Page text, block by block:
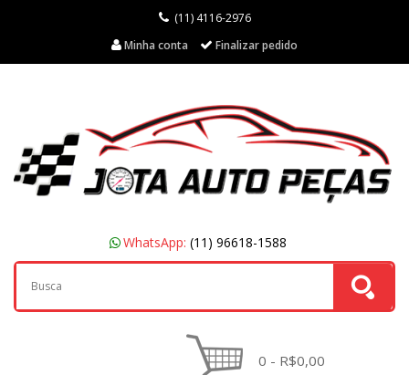
(11) 4116-2976
Minha conta
Finalizar pedido
WhatsApp: (11) 96618-1588
0 - R$0,00